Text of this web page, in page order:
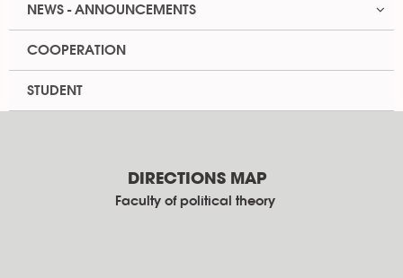
NEWS - ANNOUNCEMENTS
COOPERATION
STUDENT
DIRECTIONS MAP
Faculty of political theory